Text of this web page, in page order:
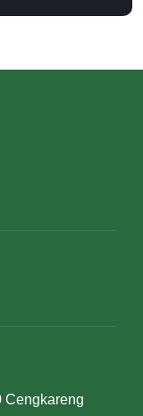
Cengkareng